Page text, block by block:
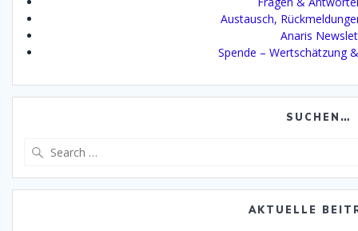
Austausch,
Anaris
Spende – Wertschätzung
SUCHEN…
AKTUELLE